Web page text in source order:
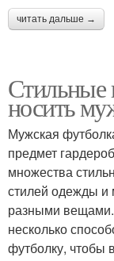
читать дальше →
Стильные
носить
Мужская
предмет
множества
стилей одежды и
разными
несколько
футболку, чтобы